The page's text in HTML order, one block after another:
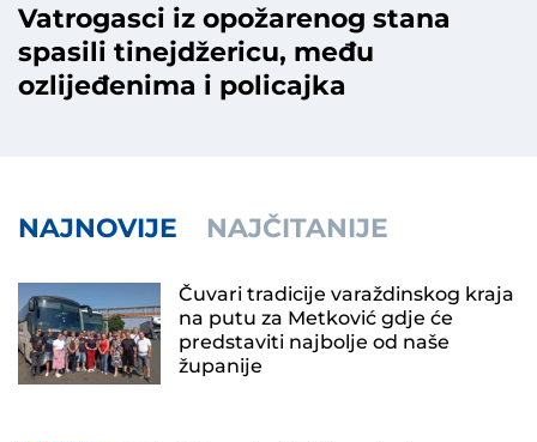
Vatrogasci iz opožarenog stana
spasili tinejdžericu, među
ozlijeđenima i policajka
NAJNOVIJE NAJČITANIJE
Čuvari tradicije varaždinskog kraja
na putu za Metković gdje će
predstaviti najbolje od naše
županije